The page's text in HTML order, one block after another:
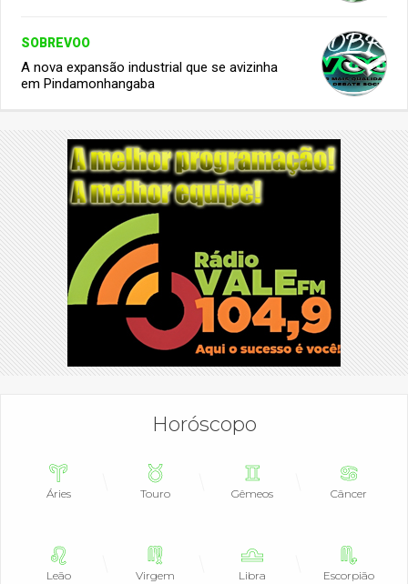
SOBREVOO
A nova expansão industrial que se avizinha
em Pindamonhangaba
Horóscopo
Áries Touro Gêmeos Câncer
Leão Virgem Libra Escorpião